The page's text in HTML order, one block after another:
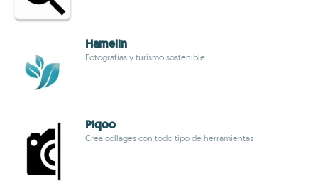
Hamelin
Fotografías y turismo sostenible
Piqoo
Crea collages con todo tipo de herramientas